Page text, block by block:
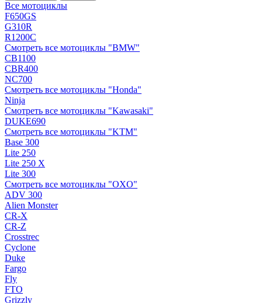
Все мотоциклы
F650GS
G310R
R1200C
Смотреть все мотоциклы "BMW"
CB1100
CBR400
NC700
Смотреть все мотоциклы "Honda"
Ninja
Смотреть все мотоциклы "Kawasaki"
DUKE690
Смотреть все мотоциклы "KTM"
Base 300
Lite 250
Lite 250 X
Lite 300
Смотреть все мотоциклы "OXO"
ADV 300
Alien Monster
CR-X
CR-Z
Crosstrec
Cyclone
Duke
Fargo
Fly
FTO
Grizzly